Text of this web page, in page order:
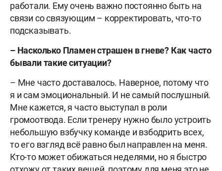
работали. Ему очень важно постоянно быть на
связи со связующим – корректировать, что-то
подсказывать.
– Насколько Пламен страшен в гневе? Как часто
бывали такие ситуации?
– Мне часто доставалось. Наверное, потому что
я и сам эмоциональный. И не самый послушный.
Мне кажется, я часто выступал в роли
громоотвода. Если тренеру нужно было устроить
небольшую взбучку команде и взбодрить всех,
то его взгляд всё равно был направлен на меня.
Кто-то может обижаться неделями, но я быстро